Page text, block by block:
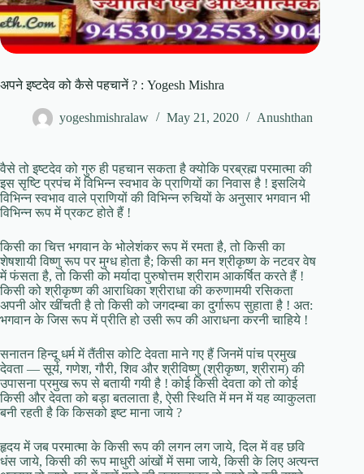
अपने इष्टदेव को कैसे पहचानें ? : Yogesh Mishra
yogeshmishralaw May 21, 2020 Anushthan
वैसे तो इष्टदेव को गुरु ही पहचान सकता है क्योकि परब्रह्म परमात्मा की
इस सृष्टि प्रपंच में विभिन्न स्वभाव के प्राणियों का निवास है ! इसलिये
विभिन्न स्वभाव वाले प्राणियों की विभिन्न रुचियों के अनुसार भगवान भी
विभिन्न रूप में प्रकट होते हैं !
किसी का चित्त भगवान के भोलेशंकर रूप में रमता है, तो किसी का
शेषशायी विष्णु रूप पर मुग्ध होता है; किसी का मन श्रीकृष्ण के नटवर वेष
में फंसता है, तो किसी को मर्यादा पुरुषोत्तम श्रीराम आकर्षित करते हैं !
किसी को श्रीकृष्ण की आराधिका श्रीराधा की करुणामयी रसिकता
अपनी ओर खींचती है तो किसी को जगदम्बा का दुर्गारूप सुहाता है ! अत:
भगवान के जिस रूप में प्रीति हो उसी रूप की आराधना करनी चाहिये !
सनातन हिन्दू धर्म में तैंतीस कोटि देवता माने गए हैं जिनमें पांच प्रमुख
देवता — सूर्य, गणेश, गौरी, शिव और श्रीविष्णु (श्रीकृष्ण, श्रीराम) की
उपासना प्रमुख रूप से बतायी गयी है ! कोई किसी देवता को तो कोई
किसी और देवता को बड़ा बतलाता है, ऐसी स्थिति में मन में यह व्याकुलता
बनी रहती है कि किसको इष्ट माना जाये ?
हृदय में जब परमात्मा के किसी रूप की लगन लग जाये, दिल में वह छवि
धंस जाये, किसी की रूप माधुरी आंखों में समा जाये, किसी के लिए अत्यन्त